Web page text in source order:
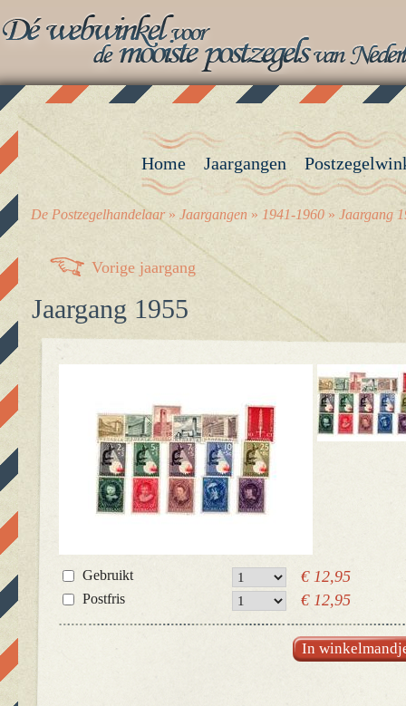
Vorige jaargang
Jaargang 1955
Gebruikt € 12,95
Postfris € 12,95
In
Home Jaargangen
De Postzegelhandelaar» Jaargangen » 1941-1960 » Jaargang